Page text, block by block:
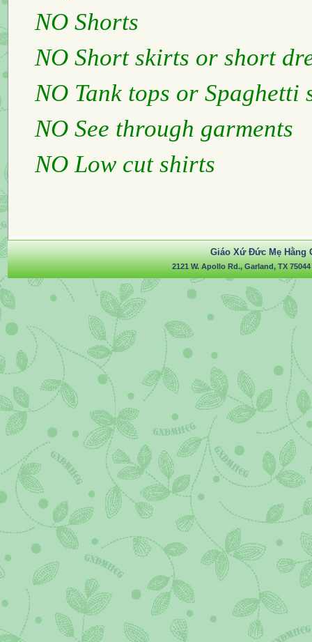
NO
NO Short skirts or
NO Tank tops or
NO See through garments
NO Low cut shirts
Giáo Xứ Đức Mẹ Hằng
2121 W. Apollo Rd., Garland, TX 75044